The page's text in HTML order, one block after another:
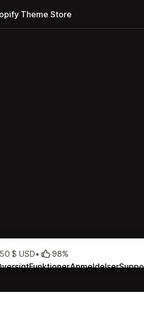
Theme Store
FunktionerAnmeldelser
$ USD• 98%